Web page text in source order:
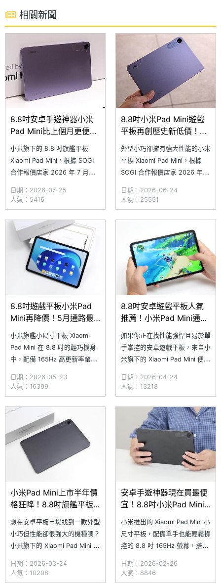
幕，並搭載聯發科天璣
高
相關新聞
8.8吋安卓手遊神器小米
Pad Mini比上個月更便
宜！7月通路最低價格一
次看
小米旗下的 8.8 吋旗艦平板
Xiaomi Pad Mini，根據 SOGI
合作報價店家 2026 年 7 月最
本最低價降至 12,690 元、
(12GB/512GB) 版本則降到
14,690 元，兩個版本皆比 6 月
份的最低價格還要便宜 100
元，對
日期：2026-07-25
人氣：5416
8.8吋小米Pad Mini遊戲
平板再創歷史新低價！6
月通路最新價格一次看
外型小巧卻擁有強大性能的小米
平板 Xiaomi Pad Mini，根據
SOGI 合作報價店家 2026 年 6
下探，其中 (8GB/256GB) 版本
最低價為 12,790 元，相較 5 月
便宜 700 元；(12GB/512GB)
版本最低價 14,790 元，比
日期：2026-06-24
人氣：25551
8.8吋遊戲平板小米Pad
Mini再降價！5月通路最
小米旗艦小尺寸平板 Xiaomi
Pad Mini 在 8.8 吋的輕巧機身
中，配備 165Hz 高更新率螢
理器，強悍效能讓高負載手遊即
使在最高畫質下依然全程穩幀。
此外，獨特的雙 USB-C 接口，
邊玩遊戲邊充電也不卡手。根據
SOGI 合作報價店家 2026 年
日期：2026-05-23
人氣：16399
8.8吋安卓遊戲平板人氣
推薦！小米Pad Mini通路
如果你正在找性能強悍且易於單
手掌控的安卓遊戲平板，來自小
米旗下的 Xiaomi Pad Mini 便是
僅打破過去安卓小平板規格通常
較弱的印象，搭載旗艦級天璣
9400+ 處理器，無論是高負載
手遊或是多工處理，都能輕輕鬆
鬆游刃有餘。根據 SOGI 合作報
價店家 2026 年
日期：2026-04-24
人氣：13218
小米Pad Mini上市半年價
格狂降！8.8吋旗艦平板
通路最低報價一次看
(2026.3)
想在安卓平板市場找到一款外型
小巧但性能卻很強大的機種嗎？
小米旗下的 Xiaomi Pad Mini 搭
發科天璣 9400+ 旗艦級晶片，
即使運作 3D 大型遊戲也非常順
日期：2026-03-24
人氣：10208
安卓手遊神器現在買最便
宜！8.8吋小米Pad Mini
通路最低價格一次看
(2026.2)
小米推出的 Xiaomi Pad Mini 小
尺寸平板，配備單手也能輕鬆操
控的 8.8 吋 165Hz 螢幕，搭載
器，面對高畫質 3D 手遊依然能
保持流暢，不容易降頻卡頓，無
日期：2026-02-26
人氣：8846